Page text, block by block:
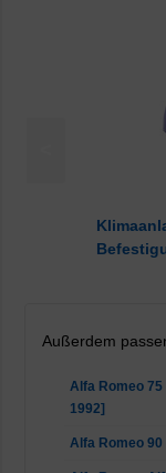
Außerdem
Alfa Romeo
1992]
Alfa Romeo 90